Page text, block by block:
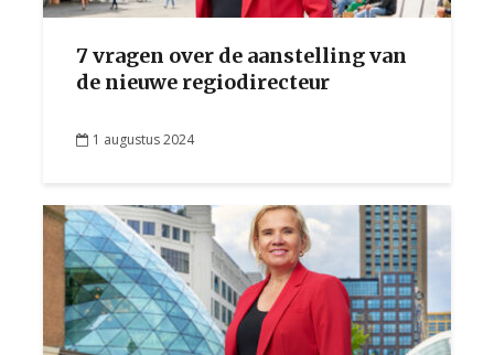
7 vragen over de aanstelling van
de nieuwe regiodirecteur
1 augustus 2024